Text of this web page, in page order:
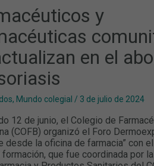
y
en el
, Mundo colegial / 3 de julio de 2024
12 de junio, el Colegio de
(COFB) organizó el Foro
desde la oficina de farmacia” con
formación, que fue coordinada por